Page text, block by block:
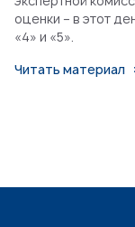
оценки – в этот
«4» и «5».
Читать материал